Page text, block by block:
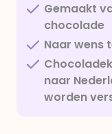
Gemaakt
chocolade
Naar wens
naar
worden